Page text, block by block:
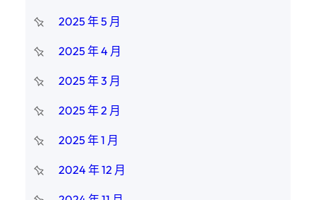
2025 年 5 月
2025 年 4 月
2025 年 3 月
2025 年 2 月
2025 年 1 月
2024 年 12 月